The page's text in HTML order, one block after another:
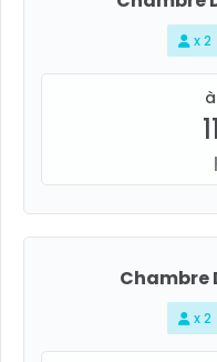
x 2
Chambre
x 2